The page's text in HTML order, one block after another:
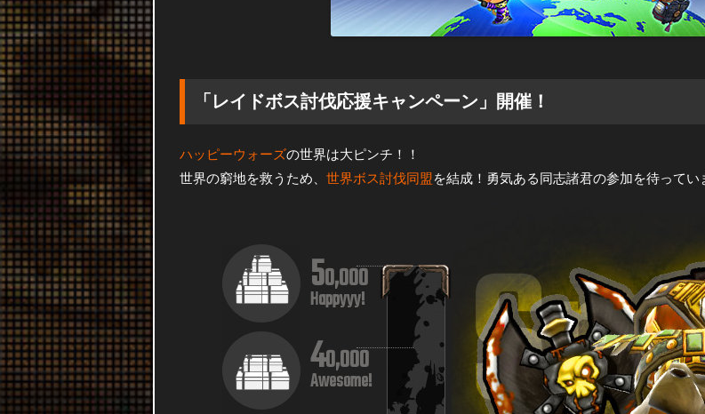
「レイドボス討伐応援キャンペーン」開催！
ハッピーウォーズの世界は大ピンチ！！
世界の窮地を救うため、 世界ボス討伐同盟を結成！勇気ある同志諸君の参加を待ってい
40,000
Awesome!
50,000
Happyyy!